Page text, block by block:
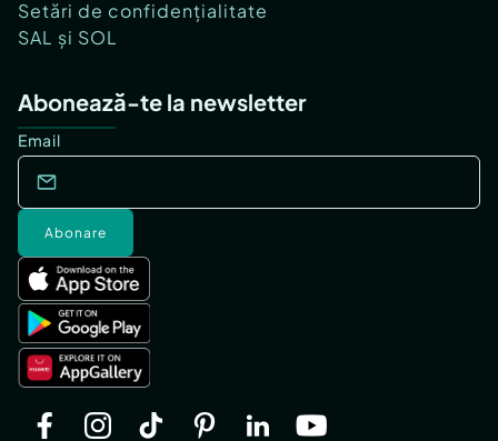
Setări de confidențialitate
SAL și SOL
Abonează-te la newsletter
Email
Abonare